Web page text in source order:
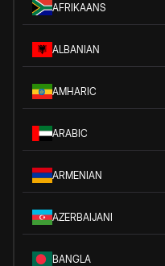
AFRIKAANS
ALBANIAN
AMHARIC
ARABIC
ARMENIAN
AZERBAIJANI
BANGLA